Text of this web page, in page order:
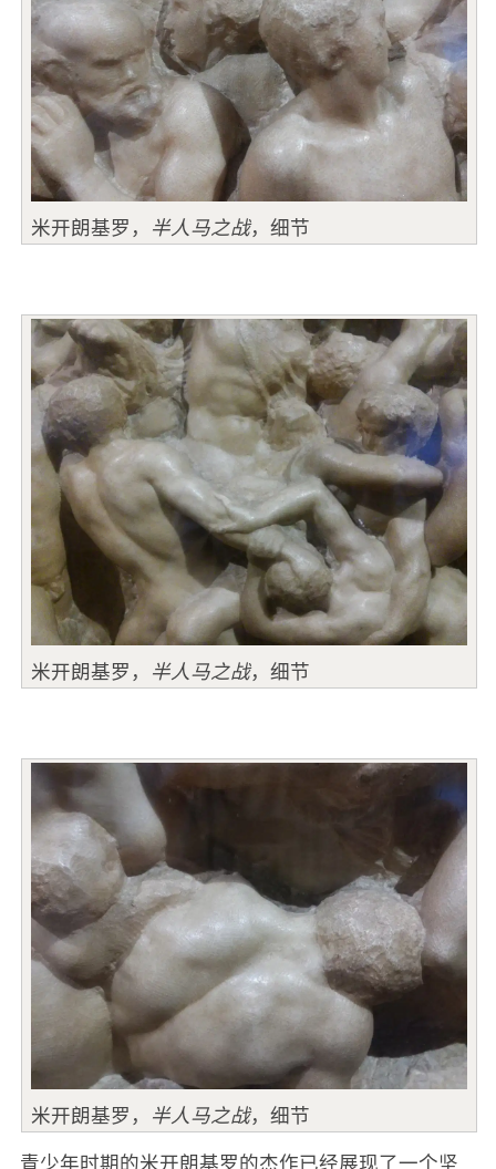
米开朗基罗， 半人马之战，细节
米开朗基罗， 半人马之战，细节
米开朗基罗， 半人马之战，细节
青少年时期的米开朗基罗的杰作已经展现了一个坚